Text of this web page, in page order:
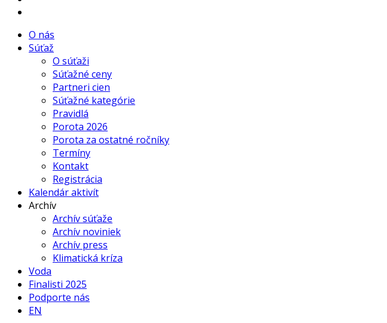
O nás
Súťaž
O súťaži
Súťažné ceny
Partneri cien
Súťažné kategórie
Pravidlá
Porota 2026
Porota za ostatné ročníky
Termíny
Kontakt
Registrácia
Kalendár aktivít
Archív
Archív súťaže
Archív noviniek
Archív press
Klimatická kríza
Voda
Finalisti 2025
Podporte nás
EN